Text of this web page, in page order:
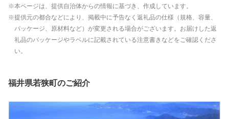
本ページは、提供自治体からの情報に基づき、作成しています。
提供元の都合などにより、掲載中に予告なく返礼品の仕様（規格、容量、
パッケージ、原材料など）が変更される場合がございます。お届けした返
礼品のパッケージやラベルに記載されている注意書きなどをご確認くださ
い。
福井県若狭町のご紹介